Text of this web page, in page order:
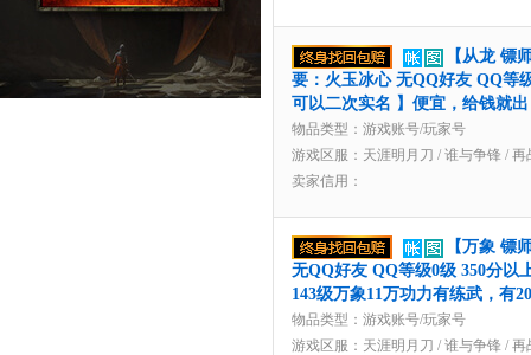
176****8836购
152****4244购
187****8892购
158****5698
z5**05购买了
136****1342购
【从龙 镖
要：火玉冰心 无QQ好友 QQ等
可以二次实名 】便宜，给钱就出
物品类型：游戏账号/玩家号
游戏区服： 天涯明月刀 / 谁与争锋 / 再
卖家信用：
【万象 镖
无QQ好友 QQ等级0级 350分以
143级万象11万功力有练武，有
物品类型：游戏账号/玩家号
游戏区服： 天涯明月刀 / 谁与争锋 / 再